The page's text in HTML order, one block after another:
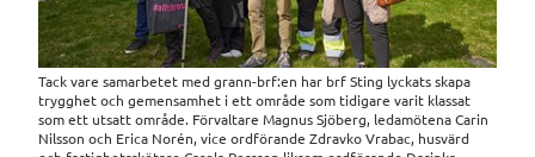
Tack vare samarbetet med grann-brf:en har brf Sting lyckats skapa
trygghet och gemensamhet i ett område som tidigare varit klassat
som ett utsatt område. Förvaltare Magnus Sjöberg, ledamötena Carin
Nilsson och Erica Norén, vice ordförande Zdravko Vrabac, husvärd